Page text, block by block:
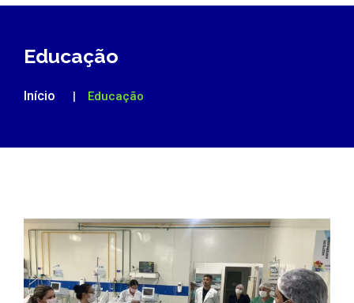
Educação
Início Educação